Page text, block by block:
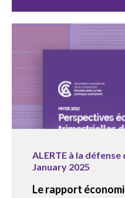
ALERTE à la
January 2025
Le rapport